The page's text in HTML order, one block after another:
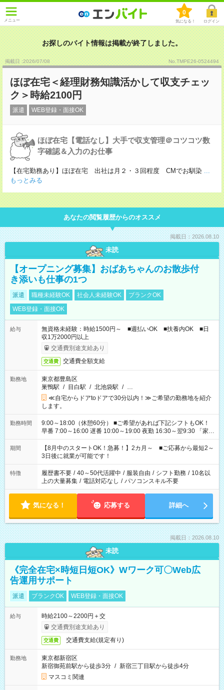
メニュー
0
気になる！ ログイン
お探しのバイト情報は掲載が終了しました。
掲載日 :2026/07/08 No.TMPE26-0524494
ほぼ在宅＜経理財務知識活かして収支チェッ
ク＞時給2100円
派遣 WEB登録・面接OK
ほぼ在宅【電話なし】大手で収支管理＠コツコツ数
字確認＆入力のお仕事
【在宅勤務あり】ほぼ在宅 出社は月２・３回程度 CMでお馴染 ...
もっとみる
あなたの閲覧履歴からのオススメ
掲載日：2026.08.10
未読
【オープニング募集】おばあちゃんのお散歩付
き添いも仕事の1つ
派遣 職種未経験OK 社会人未経験OK
ブランクOK
WEB登録・面接OK
給与
無資格未経験：時給1500円～ ■週払いOK ■扶養内OK ■日
収1万2000円以上
交通費別途支給あり
交通費 交通費全額支給
勤務地
東京都豊島区
巣鴨駅 / 目白駅 / 北池袋駅 / …
≪自宅からドアtoドアで30分以内！≫ご希望の勤務地を紹介
します。
勤務時間
9:00～18:00（休憩60分） ■ご希望があれば下記シフトもOK！
早番 7:00～16:00 遅番 10:00～19:00 夜勤 16:30～翌9:30 「家族
と休みを合わせたい」 「余裕を持って夕飯の準備がしたい」
「できれば残業はしたくない」 など、ご希望を教えてください
ね。 ※Wワーク希望の方へ 今ご覧のお仕事で希望する勤務時間
と、もう1つのお仕事の勤務時間。 合計で週40時間を超える場
合は応募できません。
期間
【8月中のスタートOK！急募！】2カ月～ ■ご応募から最短2～
3日後に就業が可能です！
特徴 履歴書不要 / 40～50代活躍中 / 服装自由 / シフト勤務 / 10名以
上の大量募集 / 電話対応なし / パソコンスキル不要
気になる！ 応募する 詳細へ
掲載日：2026.08.10
未読
《完全在宅×時短日短OK》Wワーク可〇Web広
告運用サポート
派遣 ブランクOK WEB登録・面接OK
給与
時給2100～2200円＋交
交通費別途支給あり
交通費 交通費支給(規定有り)
勤務地
東京都新宿区
新宿御苑前駅から徒歩3分 / 新宿三丁目駅から徒歩4分
マスコミ関連